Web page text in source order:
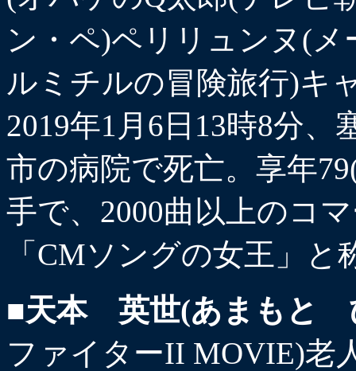
ン・ペ)ペリリュンヌ(
ルミチルの冒険旅行)キ
2019年1月6日13時8分
市の病院で死亡。享年
手で、2000曲以上のコ
「CMソングの女王」と
■天本 英世(あまもと
ファイターII MOVIE)老